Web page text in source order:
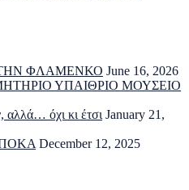
ΦΛΑΜΕΝΚΟ June 16, 2026
ΥΠΑΙΘΡΙΟ ΜΟΥΣΕΙΟ
όχι κι έτσι January 21,
December 12, 2025